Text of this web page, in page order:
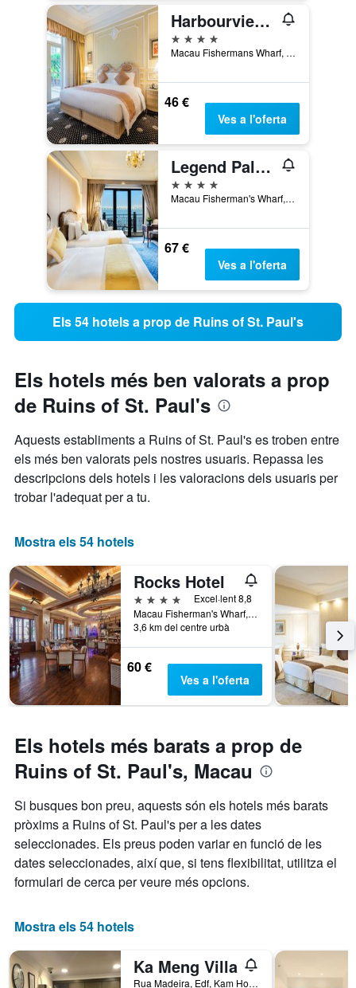
Harbourview Hotel Macau
4 estrelles
Macau Fishermans Wharf, Avenida Dr. Sun Yat-Sen, 444, Macau
46 €
Ves a l'oferta
Legend Palace Hotel
4 estrelles
Macau Fisherman's Wharf, Macau
67 €
Ves a l'oferta
Els 54 hotels a prop de Ruins of St. Paul's
Els hotels més ben valorats a prop
de Ruins of St. Paul's
Aquests establiments a Ruins of St. Paul's es troben entre
els més ben valorats pels nostres usuaris. Repassa les
descripcions dels hotels i les valoracions dels usuaris per
trobar l'adequat per a tu.
Mostra els 54 hotels
Rocks Hotel
4 estrelles
Excel·lent 8,8
Macau Fisherman's Wharf, Macau City, Macau
3,6 km del centre urbà
60 €
Ves a l'oferta
Els hotels més barats a prop de
Ruins of St. Paul's, Macau
Si busques bon preu, aquests són els hotels més barats
pròxims a Ruins of St. Paul's per a les dates
seleccionades. Els preus poden variar en funció de les
dates seleccionades, així que, si tens flexibilitat, utilitza el
formulari de cerca per veure més opcions.
Mostra els 54 hotels
Ka Meng Villa
Rua Madeira, Edf, Kam Hou, No 7, 2 e 3 Andar, Macau